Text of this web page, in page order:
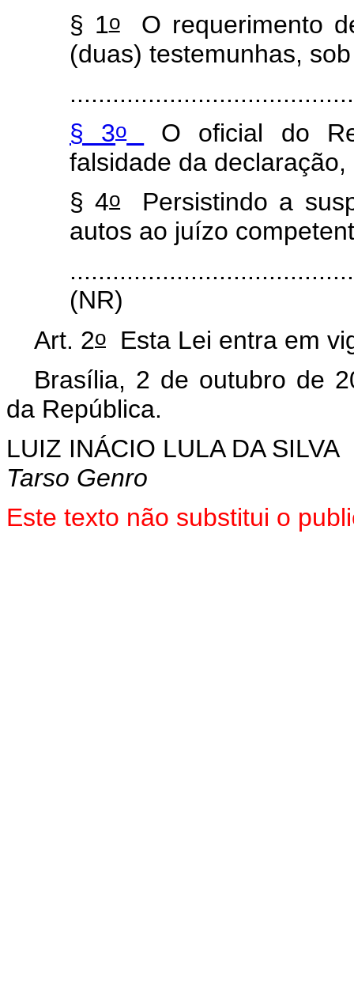
§ 1oO requerimento
(duas) testemunhas,
§ 3o
O oficial do
falsidade da
§ 4oPersistindo a
autos ao juízo
(NR)
Art. 2o Esta Lei entra em
Brasília, 2 de outubro de
da República.
LUIZ INÁCIO LULA DA SILVA
Tarso Genro
Este texto não substitui o